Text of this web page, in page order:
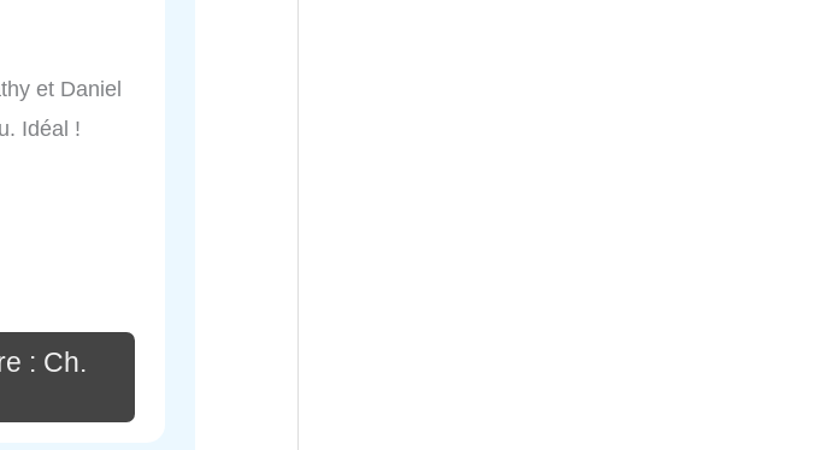
et Daniel
Idéal !
: Ch.